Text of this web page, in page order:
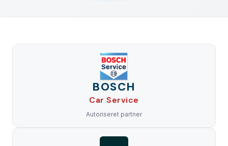
BOSCH
Car Service
Autoriseret partner